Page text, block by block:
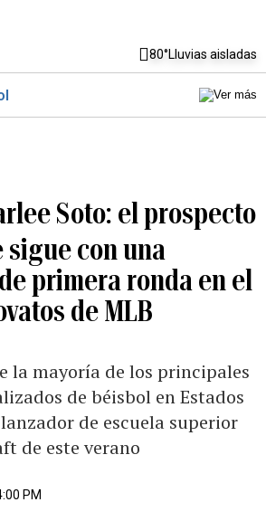
80°Lluvias aisladas
Soto: el prospecto
con una
primera ronda en el
de MLB
la mayoría de los principales
de béisbol en Estados
de escuela superior
de este verano
PM